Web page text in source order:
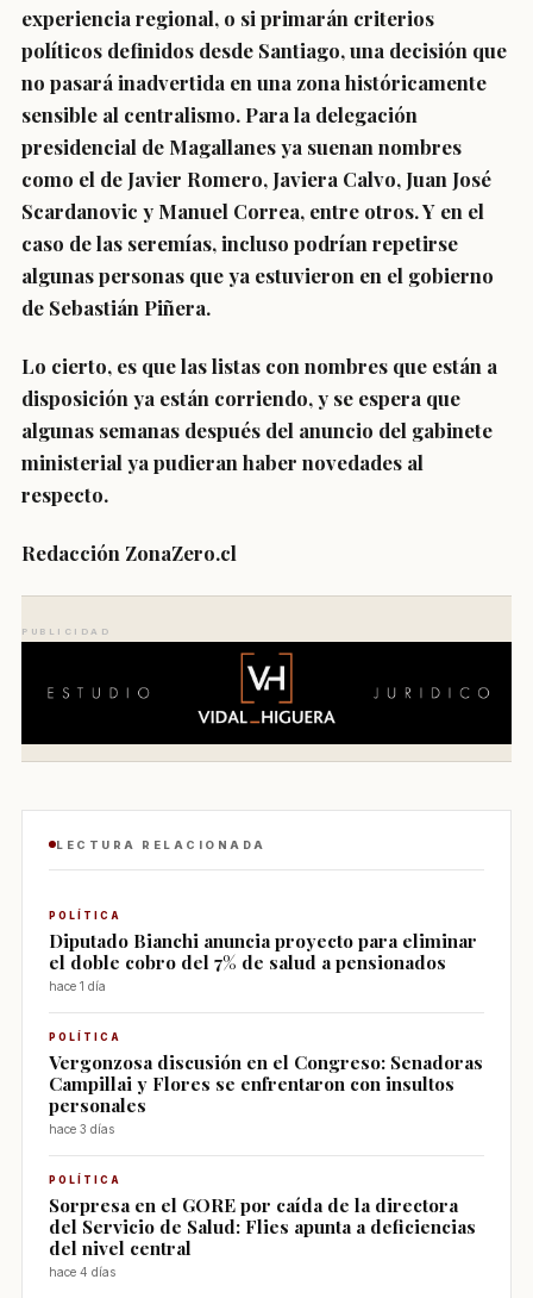
experiencia regional, o si primarán criterios
políticos definidos desde Santiago, una decisión que
no pasará inadvertida en una zona históricamente
sensible al centralismo. Para la delegación
presidencial de Magallanes ya suenan nombres
como el de Javier Romero, Javiera Calvo, Juan José
Scardanovic y Manuel Correa, entre otros. Y en el
caso de las seremías, incluso podrían repetirse
algunas personas que ya estuvieron en el gobierno
de Sebastián Piñera.
Lo cierto, es que las listas con nombres que están a
disposición ya están corriendo, y se espera que
algunas semanas después del anuncio del gabinete
ministerial ya pudieran haber novedades al
respecto.
Redacción ZonaZero.cl
PUBLICIDAD
LECTURA RELACIONADA
POLÍTICA
Diputado Bianchi anuncia proyecto para eliminar
el doble cobro del 7% de salud a pensionados
hace 1 día
POLÍTICA
Vergonzosa discusión en el Congreso: Senadoras
Campillai y Flores se enfrentaron con insultos
personales
hace 3 días
POLÍTICA
Sorpresa en el GORE por caída de la directora
del Servicio de Salud: Flies apunta a deficiencias
del nivel central
hace 4 días